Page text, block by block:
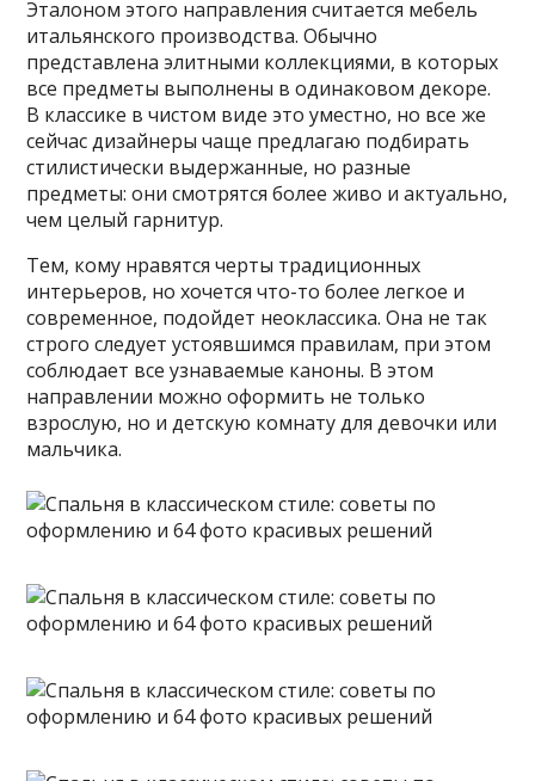
Эталоном этого направления считается мебель
итальянского производства. Обычно
представлена элитными коллекциями, в которых
все предметы выполнены в одинаковом декоре.
В классике в чистом виде это уместно, но все же
сейчас дизайнеры чаще предлагаю подбирать
стилистически выдержанные, но разные
предметы: они смотрятся более живо и актуально,
чем целый гарнитур.
Тем, кому нравятся черты традиционных
интерьеров, но хочется что-то более легкое и
современное, подойдет неоклассика. Она не так
строго следует устоявшимся правилам, при этом
соблюдает все узнаваемые каноны. В этом
направлении можно оформить не только
взрослую, но и детскую комнату для девочки или
мальчика.